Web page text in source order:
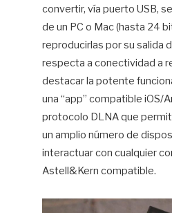
convertir, vía puerto USB,
de un PC o Mac (hasta 24
reproducirlas por su salida
respecta a conectividad a
destacar la potente
una “app” compatible iOS/
protocolo DLNA que
un amplio número de
interactuar con cualquier
Astell&Kern compatible.